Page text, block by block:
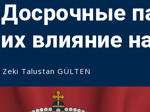
Досрочные
их влияние
Zeki Talustan GÜLTEN